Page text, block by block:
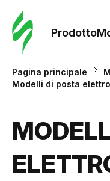
Prodotto
Pagina principale
Modelli di posta